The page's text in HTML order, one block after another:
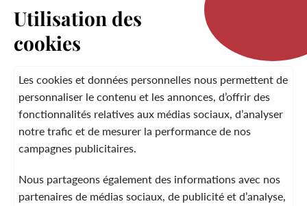
LA MARQUE
SERVICE CLIENT
MENTIONS LÉGALESCGVCONTACT
Utilisation des
cookies
Les cookies et données personnelles nous permettent de
personnaliser le contenu et les annonces, d’offrir des
fonctionnalités relatives aux médias sociaux, d’analyser
notre trafic et de mesurer la performance de nos
campagnes publicitaires.
Nous partageons également des informations avec nos
partenaires de médias sociaux, de publicité et d’analyse,